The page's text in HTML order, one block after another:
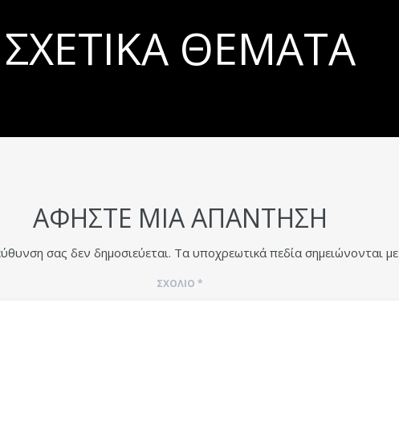
ΣΧΕΤΙΚΆ ΘΈΜΑΤΑ
ΑΦΉΣΤΕ ΜΙΑ ΑΠΆΝΤΗΣΗ
σας δεν δημοσιεύεται. Τα υποχρεωτικά πεδία σημειώνονται με
ΣΧΌΛΙΟ *